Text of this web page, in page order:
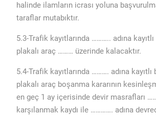
halinde ilamların icrası yoluna
taraflar mutabıktır.
5.3-Trafik kayıtlarında ……….. adına
plakalı araç ……… üzerinde kalacaktır.
5.4-Trafik kayıtlarında ………. adına
plakalı araç boşanma kararının
en geç 1 ay içerisinde devir masrafları
karşılanmak kaydı ile …………. adına